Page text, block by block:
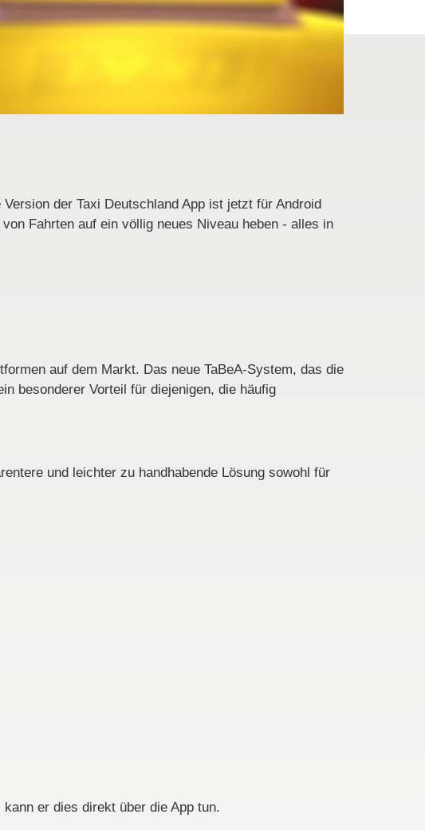
der Taxi Deutschland App ist jetzt für Android
Fahrten auf ein völlig neues Niveau heben - alles in
auf dem Markt. Das neue TaBeA-System, das die
besonderer Vorteil für diejenigen, die häufig
und leichter zu handhabende Lösung sowohl für
er dies direkt über die App tun.